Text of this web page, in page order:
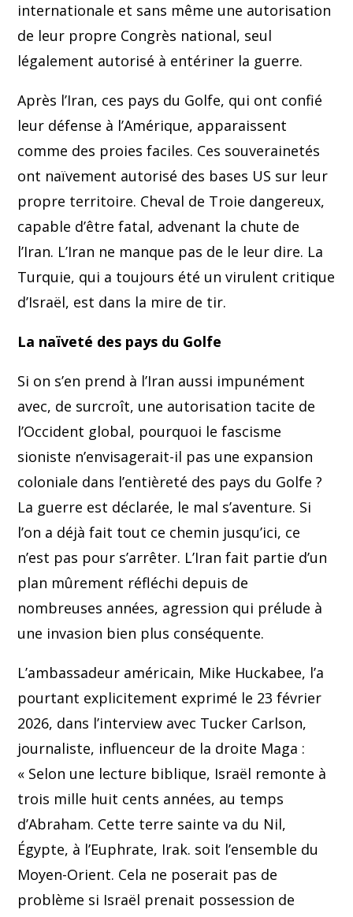
internationale et sans même une autorisation
de leur propre Congrès national, seul
légalement autorisé à entériner la guerre.
Après l’Iran, ces pays du Golfe, qui ont confié
leur défense à l’Amérique, apparaissent
comme des proies faciles. Ces souverainetés
ont naïvement autorisé des bases US sur leur
propre territoire. Cheval de Troie dangereux,
capable d’être fatal, advenant la chute de
l’Iran. L’Iran ne manque pas de le leur dire. La
Turquie, qui a toujours été un virulent critique
d’Israël, est dans la mire de tir.
La naïveté des pays du Golfe
Si on s’en prend à l’Iran aussi impunément
avec, de surcroît, une autorisation tacite de
l’Occident global, pourquoi le fascisme
sioniste n’envisagerait-il pas une expansion
coloniale dans l’entièreté des pays du Golfe ?
La guerre est déclarée, le mal s’aventure. Si
l’on a déjà fait tout ce chemin jusqu’ici, ce
n’est pas pour s’arrêter. L’Iran fait partie d’un
plan mûrement réfléchi depuis de
nombreuses années, agression qui prélude à
une invasion bien plus conséquente.
L’ambassadeur américain, Mike Huckabee, l’a
pourtant explicitement exprimé le 23 février
2026, dans l’interview avec Tucker Carlson,
journaliste, influenceur de la droite Maga :
« Selon une lecture biblique, Israël remonte à
trois mille huit cents années, au temps
d’Abraham. Cette terre sainte va du Nil,
Égypte, à l’Euphrate, Irak. soit l’ensemble du
Moyen-Orient. Cela ne poserait pas de
problème si Israël prenait possession de